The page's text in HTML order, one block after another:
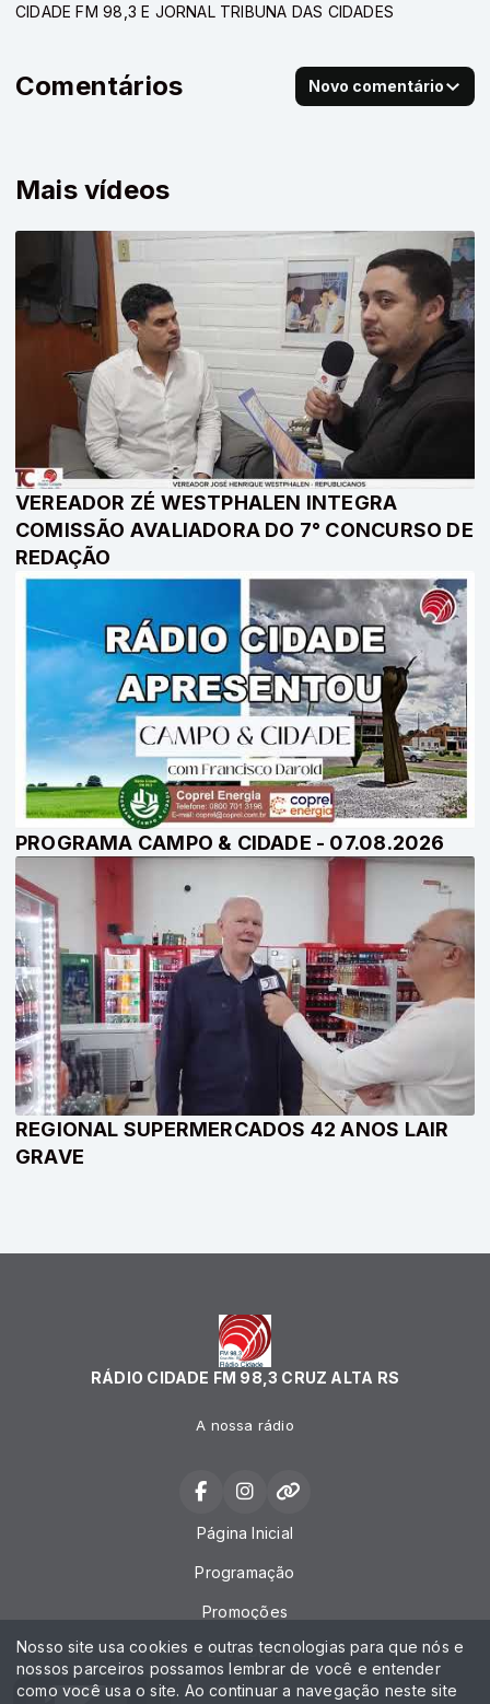
Mais vídeos
VEREADOR ZÉ WESTPHALEN INTEGRA
COMISSÃO AVALIADORA DO 7° CONCURSO DE
REDAÇÃO
PROGRAMA CAMPO & CIDADE - 07.08.2026
REGIONAL SUPERMERCADOS 42 ANOS LAIR
GRAVE
CIDADE FM 98,3 E JORNAL TRIBUNA DAS CIDADES
Comentários Novo comentário
RÁDIO CIDADE FM 98,3 CRUZ ALTA RS
A nossa rádio
Página Inicial
Programação
Promoções
Locutores
Contato
Nosso site usa cookies e outras tecnologias para que nós e
nossos parceiros possamos lembrar de você e entender
como você usa o site. Ao continuar a navegação neste site